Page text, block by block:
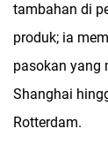
tambahan di
produk; ia
pasokan yang
Shanghai
Rotterdam.